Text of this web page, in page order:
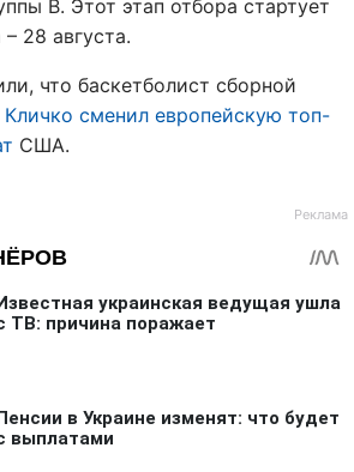
B. Этот этап отбора стартует
28 августа.
что баскетболист сборной
сменил европейскую топ-
США.